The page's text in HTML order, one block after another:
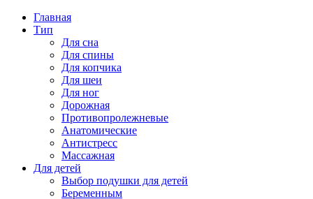
Главная
Тип
Для сна
Для спины
Для копчика
Для шеи
Для ног
Дорожная
Противопролежневые
Анатомические
Антистресс
Массажная
Для детей
Выбор подушки для детей
Беременным